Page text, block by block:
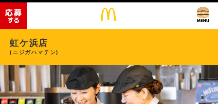
虹ケ浜店
(ニジガハマテン)